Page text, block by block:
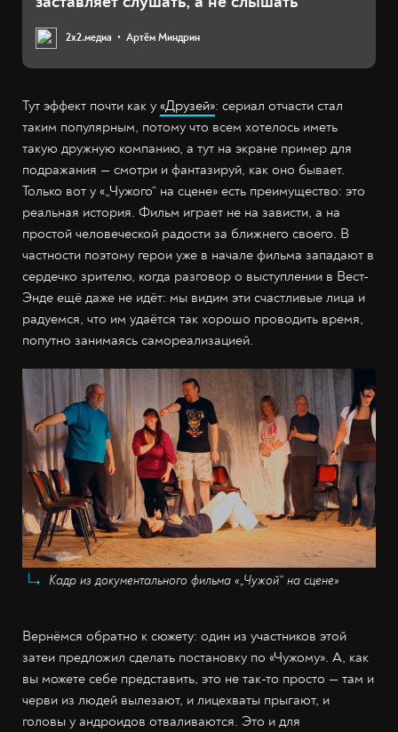
2х2.медиа Артём Миндрин
Тут эффект почти как у «Друзей»: сериал отчасти стал
таким популярным, потому что всем хотелось иметь
такую дружную компанию, а тут на экране пример для
подражания — смотри и фантазируй, как оно бывает.
Только вот у «„Чужого“ на сцене» есть преимущество: это
реальная история. Фильм играет не на зависти, а на
простой человеческой радости за ближнего своего. В
частности поэтому герои уже в начале фильма западают в
сердечко зрителю, когда разговор о выступлении в Вест-
Энде ещё даже не идёт: мы видим эти счастливые лица и
радуемся, что им удаётся так хорошо проводить время,
попутно занимаясь самореализацией.
Кадр из документального фильма «„Чужой“ на сцене»
Вернёмся обратно к сюжету: один из участников этой
затеи предложил сделать постановку по «Чужому». А, как
вы можете себе представить, это не так-то просто — там и
черви из людей вылезают, и лицехваты прыгают, и
головы у андроидов отваливаются. Это и для